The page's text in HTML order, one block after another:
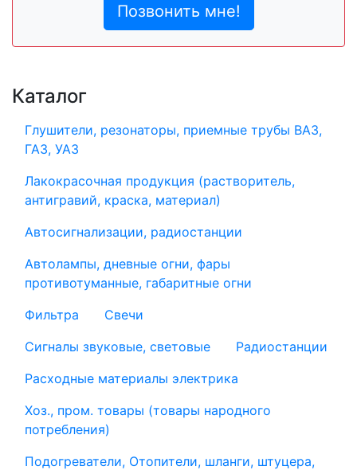
Позвонить мне!
Каталог
Глушители, резонаторы, приемные трубы ВАЗ,
ГАЗ, УАЗ
Лакокрасочная продукция (растворитель,
антигравий, краска, материал)
Автосигнализации, радиостанции
Автолампы, дневные огни, фары
противотуманные, габаритные огни
Фильтра
Свечи
Сигналы звуковые, световые
Радиостанции
Расходные материалы электрика
Хоз., пром. товары (товары народного
потребления)
Подогреватели, Отопители, шланги, штуцера,